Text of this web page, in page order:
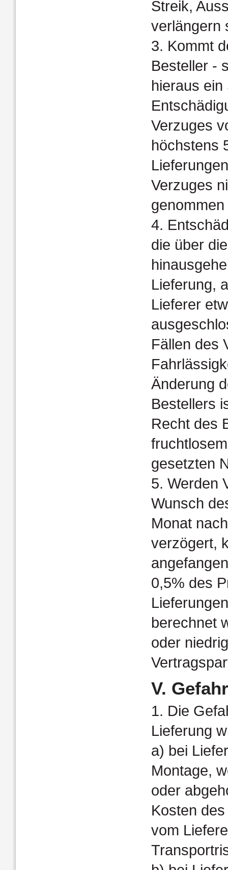
Streik,
verlängern
3. Kommt
Besteller -
hieraus
Verzuges
höchstens
Verzuges
4.
die über
Lieferung,
Lieferer
Fällen des
Änderung
Bestellers
Recht des
gesetzten
5. Werden
Wunsch
Monat
verzögert,
0,5% des
berechnet
oder
V.
1. Die
Lieferung
a) bei
Montage,
oder
Kosten
vom